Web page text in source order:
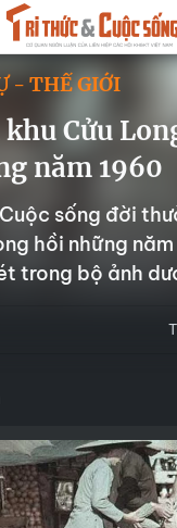
- THẾ GIỚI
Cửu
năm 1960
sống đời
hồi những
trong bộ ảnh